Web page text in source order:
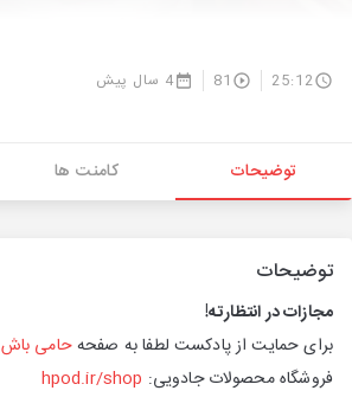
25:12
81 4 سال پیش
توضیحات کامنت ها
توضیحات
مجازات در انتظارته!
برای حمایت از پادکست لطفا به صفحهحامی باش
فروشگاه محصولات جادویی: hpod.ir/shop